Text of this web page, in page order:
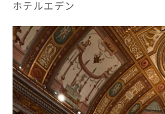
ホテルエデン